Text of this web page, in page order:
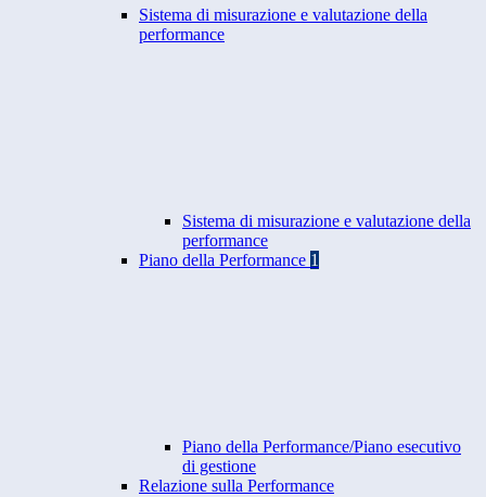
Sistema di misurazione e valutazione della
performance
Sistema di misurazione e valutazione della
performance
Piano della Performance 1
Piano della Performance/Piano esecutivo
di gestione
Relazione sulla Performance